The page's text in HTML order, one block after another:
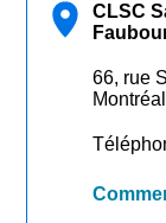
CLSC
et
CLSC
66, rue